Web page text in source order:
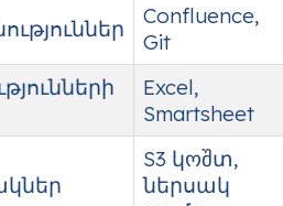
Confluence,
Git
Excel,
Smartsheet
S3 կოშտ,
ներսակ